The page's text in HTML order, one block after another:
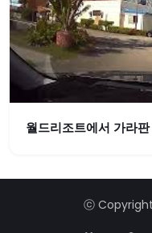
월드리조트에서 가라
ⓒ